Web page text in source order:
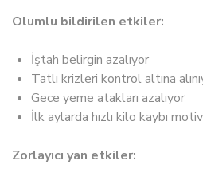
Olumlu bildirilen etkiler:
İştah belirgin azalıyor
Tatlı krizleri kontrol altına
Gece yeme atakları azalıyor
İlk aylarda hızlı kilo kaybı
Zorlayıcı yan etkiler: